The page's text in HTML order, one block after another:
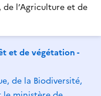
l’Agriculture et de
et de végétation -
de la Biodiversité,